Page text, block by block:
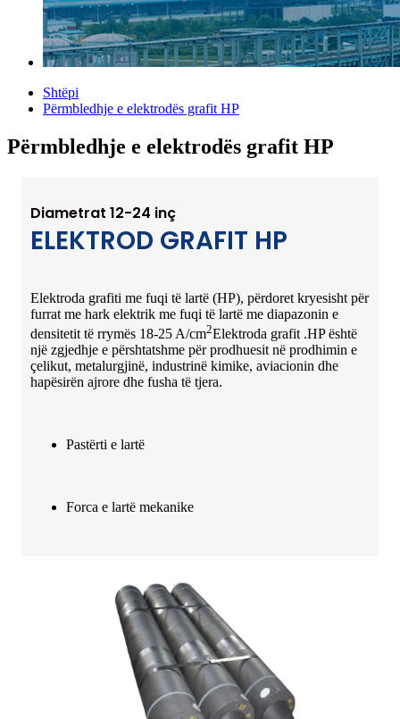
Shtëpi
Përmbledhje e elektrodës grafit HP
Përmbledhje e elektrodës grafit HP
Diametrat 12-24 inç
ELEKTROD GRAFIT HP
Elektroda grafiti me fuqi të lartë (HP), përdoret kryesisht për
furrat me hark elektrik me fuqi të lartë me diapazonin e
densitetit të rrymës 18-25 A/cm2Elektroda grafit .HP është
një zgjedhje e përshtatshme për prodhuesit në prodhimin e
çelikut, metalurgjinë, industrinë kimike, aviacionin dhe
hapësirën ajrore dhe fusha të tjera.
Pastërti e lartë
Forca e lartë mekanike